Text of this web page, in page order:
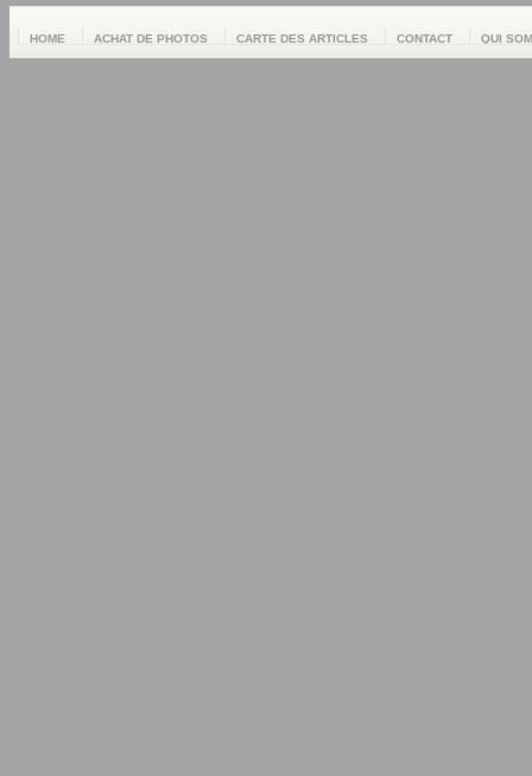
HOME ACHAT DE PHOTOS CARTE DES ARTICLES CONTACT QUI